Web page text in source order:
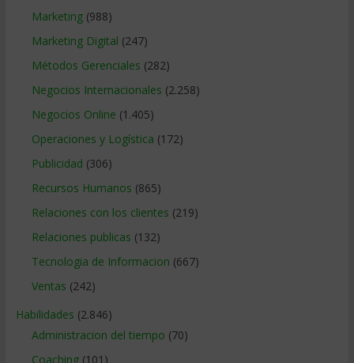
Marketing(988)
Marketing Digital (247)
Métodos Gerenciales (282)
Negocios Internacionales (2.258)
Negocios Online (1.405)
Operaciones y Logística (172)
Publicidad (306)
Recursos Humanos (865)
Relaciones con los clientes (219)
Relaciones publicas (132)
Tecnologia de Informacion (667)
Ventas (242)
Habilidades (2.846)
Administracion del tiempo (70)
Coaching(101)